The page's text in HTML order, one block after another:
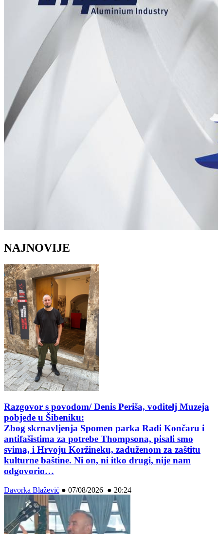
NAJNOVIJE
Razgovor s povodom/ Denis Periša, voditelj Muzeja
pobjede u Šibeniku:
Zbog skrnavljenja Spomen parka Radi Končaru i
antifašistima za potrebe Thompsona, pisali smo
svima, i Hrvoju Koržineku, zaduženom za zaštitu
kulturne baštine. Ni on, ni itko drugi, nije nam
odgovorio…
Davorka Blažević ● 07/08/2026 ● 20:24